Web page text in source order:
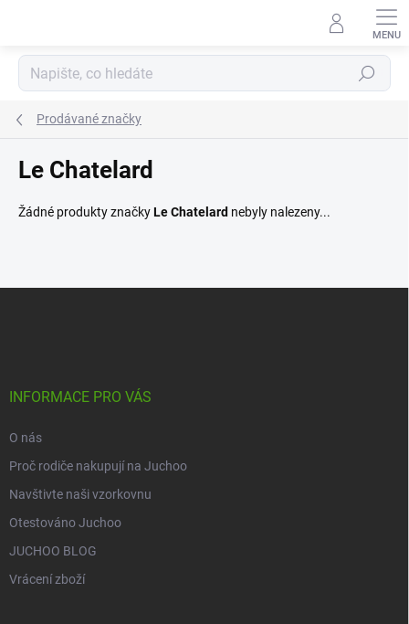
Hledat
Prodávané značky
Le Chatelard
Žádné produkty značkyLe Chatelard nebyly nalezeny...
INFORMACE PRO VÁS
O nás
Proč rodiče nakupují na Juchoo
Navštivte naši vzorkovnu
Otestováno Juchoo
JUCHOO BLOG
Vrácení zboží